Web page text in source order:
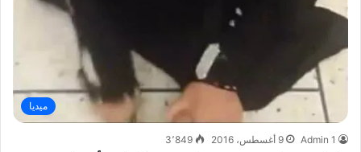
ميديا
Admin 1 9 أغسطس، 2016 3٬849